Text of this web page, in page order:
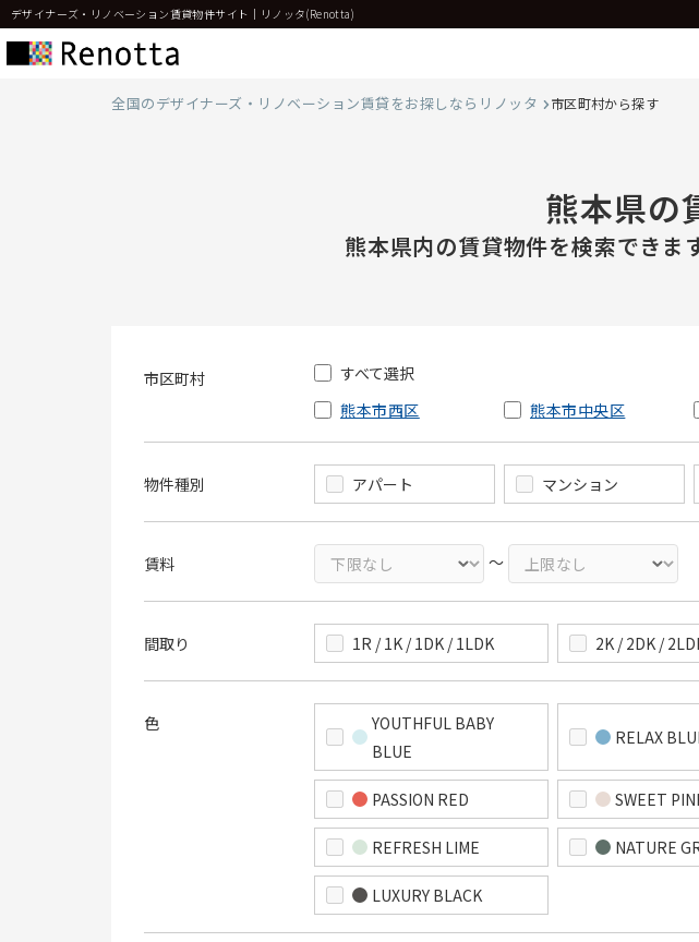
デザイナーズ・リノベーション賃貸物件サイト｜リノッタ(Renotta)
全国のデザイナーズ・リノベーション賃貸をお探しならリノッタ 市区町村から探す
熊本県の
熊本県内の賃貸物件を検索できま
市区町村
すべて選択
熊本市西区
熊本市中央区
物件種別 アパート マンション
賃料 ～
間取り 1R / 1K / 1DK / 1LDK 2K / 2DK /
色
YOUTHFUL BABY
BLUE
RELAX
PASSION RED SWEET
REFRESH LIME NATURE
LUXURY BLACK